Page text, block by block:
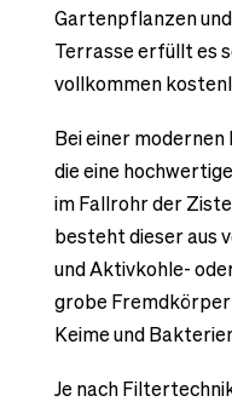
Gartenpflanzen
Terrasse erfüllt es
vollkommen
Bei einer
die eine
im Fallrohr der
besteht dieser aus
und Aktivkohle-
grobe
Keime und
Je nach